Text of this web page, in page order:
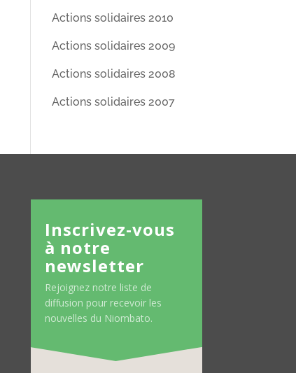
Actions solidaires 2010
Actions solidaires 2009
Actions solidaires 2008
Actions solidaires 2007
Inscrivez-vous
à notre
newsletter
Rejoignez notre liste de
diffusion pour recevoir les
nouvelles du Niombato.